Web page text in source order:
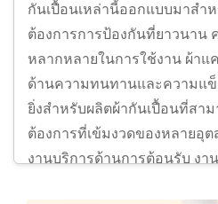
กันเปื้อนเหล่านี้ออกแบบมาสำ
ต้องการการป้องกันที่ยาวนาน
หลากหลายในการใช้งาน ผ้าแ
ด้านความทนทานและความแข็
ยิ่งสำหรับผลิตผ้ากันเปื้อนที่สา
ต้องการที่เข้มงวดของหลายอุ
งานบริการด้านการต้อนรับ งา